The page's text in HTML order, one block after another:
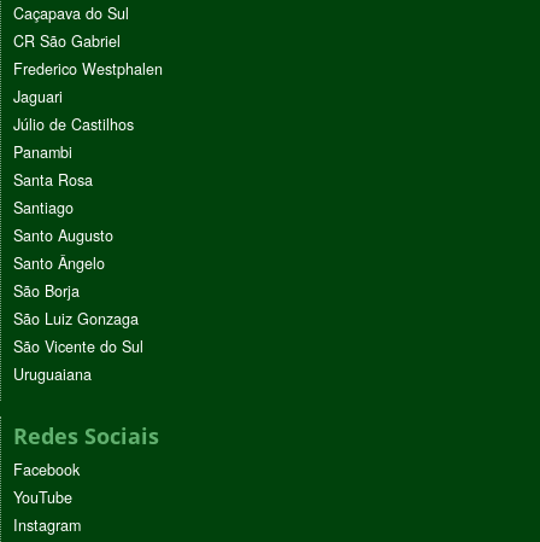
Caçapava do Sul
CR São Gabriel
Frederico Westphalen
Jaguari
Júlio de Castilhos
Panambi
Santa Rosa
Santiago
Santo Augusto
Santo Ângelo
São Borja
São Luiz Gonzaga
São Vicente do Sul
Uruguaiana
Redes Sociais
Facebook
YouTube
Instagram